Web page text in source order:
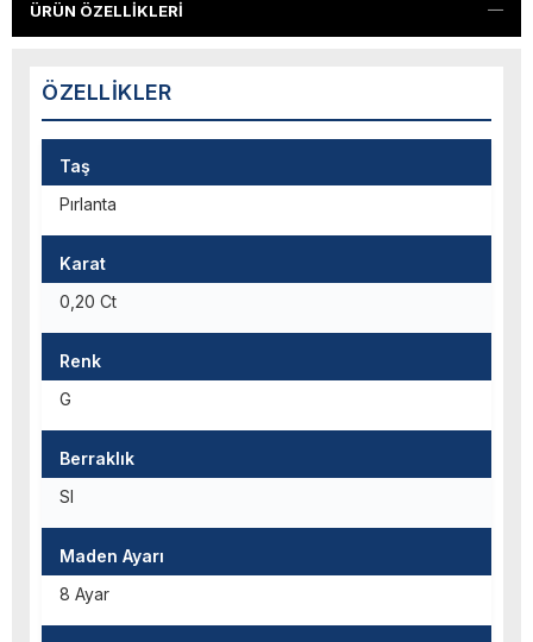
ÜRÜN ÖZELLIKLERI
ÖZELLIKLER
Taş
Pırlanta
Karat
0,20 Ct
Renk
G
Berraklık
SI
Maden Ayarı
8 Ayar